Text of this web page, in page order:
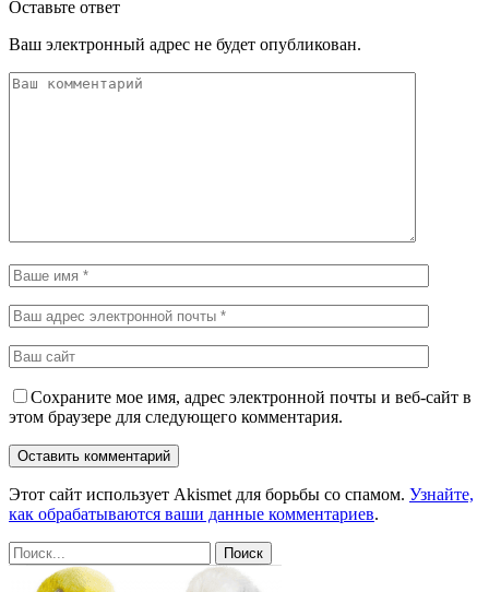
Оставьте ответ
Ваш электронный адрес не будет опубликован.
Сохраните мое имя, адрес электронной почты и веб-сайт в
этом браузере для следующего комментария.
Этот сайт использует Akismet для борьбы со спамом. Узнайте,
как обрабатываются ваши данные комментариев.